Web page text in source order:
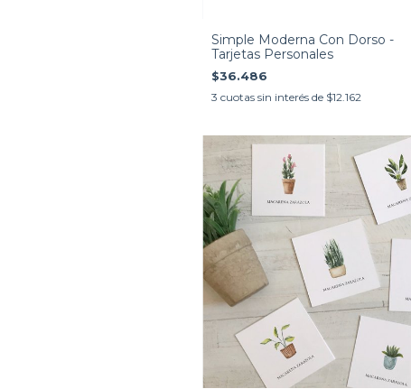
Simple Moderna Con Dorso -
Tarjetas Personales
$36.486
3 cuotas sin interés de $12.162